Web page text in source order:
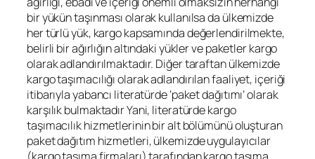
bir yükün taşınması olarak kullanılsa da ülkemizde
her türlü yük, kargo kapsamında değerlendirilmekte,
belirli bir ağırlığın altındaki yükler ve paketler kargo
olarak adlandırılmaktadır. Diğer taraftan ülkemizde
kargo taşımacılığı olarak adlandırılan faaliyet, içeriği
itibarıyla yabancı literatürde ‘paket dağıtımı’ olarak
karşılık bulmaktadır Yani, literatürde kargo
taşımacılık hizmetlerinin bir alt bölümünü oluşturan
paket dağıtım hizmetleri, ülkemizde uygulayıcılar